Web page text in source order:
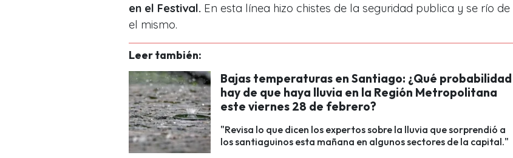
en el Festival. En esta línea hizo chistes de la seguridad publica y se río de
el mismo.
Leer también:
Bajas temperaturas en Santiago: ¿Qué probabilidad
hay de que haya lluvia en la Región Metropolitana
este viernes 28 de febrero?
"Revisa lo que dicen los expertos sobre la lluvia que sorprendió a
los santiaguinos esta mañana en algunos sectores de la capital."